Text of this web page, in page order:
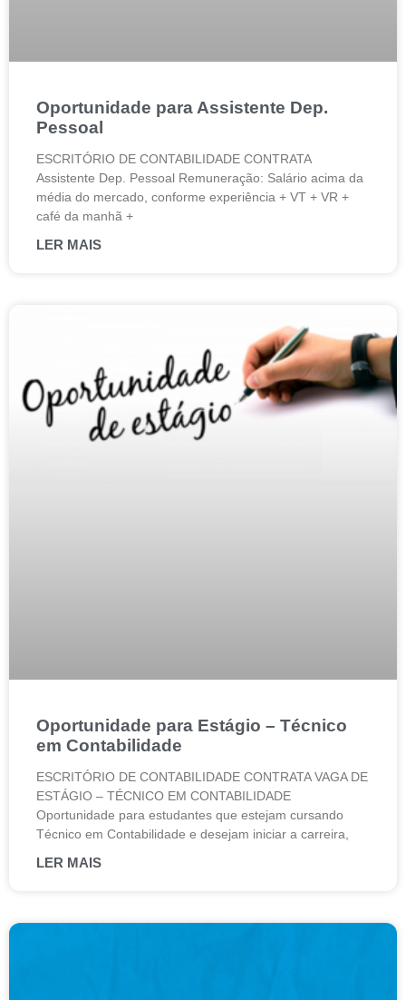
Oportunidade para Assistente Dep.
Pessoal
ESCRITÓRIO DE CONTABILIDADE CONTRATA
Assistente Dep. Pessoal Remuneração: Salário acima da
média do mercado, conforme experiência + VT + VR +
café da manhã +
LER MAIS
Oportunidade para Estágio – Técnico
em Contabilidade
ESCRITÓRIO DE CONTABILIDADE CONTRATA VAGA DE
ESTÁGIO – TÉCNICO EM CONTABILIDADE
Oportunidade para estudantes que estejam cursando
Técnico em Contabilidade e desejam iniciar a carreira,
LER MAIS